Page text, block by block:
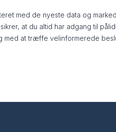
med de nyeste data og
at du altid har adgang til
med at træffe velinformerede